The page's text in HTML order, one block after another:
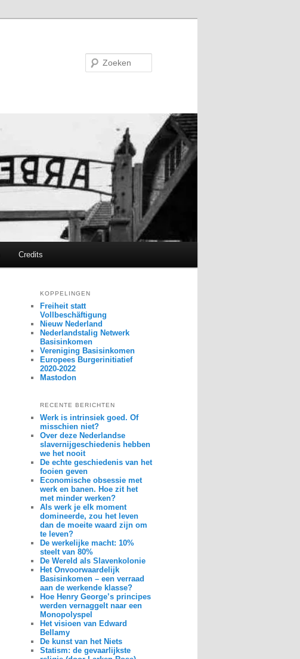
Credits
KOPPELINGEN
Freiheit statt
Vollbeschäftigung
Nieuw Nederland
Nederlandstalig Netwerk
Basisinkomen
Vereniging Basisinkomen
Europees Burgerinitiatief
2020-2022
Mastodon
RECENTE BERICHTEN
Werk is intrinsiek goed. Of
misschien niet?
Over deze Nederlandse
slavernijgeschiedenis hebben
we het nooit
De echte geschiedenis van het
fooien geven
Economische obsessie met
werk en banen. Hoe zit het
met minder werken?
Als werk je elk moment
domineerde, zou het leven
dan de moeite waard zijn om
te leven?
De werkelijke macht: 10%
steelt van 80%
De Wereld als Slavenkolonie
Het Onvoorwaardelijk
Basisinkomen – een verraad
aan de werkende klasse?
Hoe Henry George’s principes
werden vernaggelt naar een
Monopolyspel
Het visioen van Edward
Bellamy
De kunst van het Niets
Statism: de gevaarlijkste